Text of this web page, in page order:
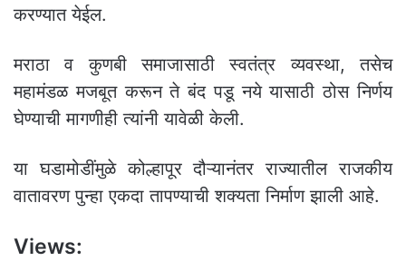
करण्यात येईल.
मराठा व कुणबी समाजासाठी स्वतंत्र व्यवस्था, तसेच
महामंडळ मजबूत करून ते बंद पडू नये यासाठी ठोस निर्णय
घेण्याची मागणीही त्यांनी यावेळी केली.
या घडामोडींमुळे कोल्हापूर दौऱ्यानंतर राज्यातील राजकीय
वातावरण पुन्हा एकदा तापण्याची शक्यता निर्माण झाली आहे.
Views: